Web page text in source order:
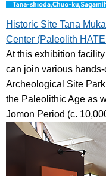
Historic Site Tana
Center (Paleolith
At this exhibition
can join various
Archeological Site
the Paleolithic Age as
Jomon Period (c.